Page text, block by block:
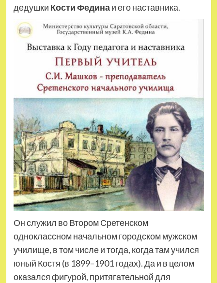
дедушки Кости Фединаи его наставника.
Он служил во Втором Сретенском
одноклассном начальном городском мужском
училище, в том числе и тогда, когда там учился
юный Костя (в 1899–1901 годах). Да и в целом
оказался фигурой, притягательной для